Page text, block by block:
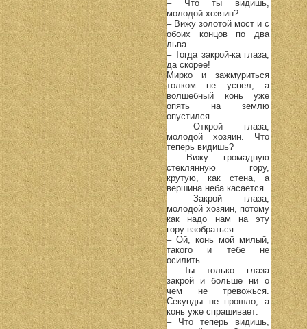
– Что ты видишь,
молодой хозяин?
– Вижу золотой мост и с
обоих концов по два
льва.
– Тогда закрой-ка глаза,
да скорее!
Мирко и зажмуриться
толком не успел, а
волшебный конь уже
опять на землю
опустился.
– Открой глаза,
молодой хозяин. Что
теперь видишь?
– Вижу громадную
стеклянную гору,
крутую, как стена, а
вершина неба касается.
– Закрой глаза,
молодой хозяин, потому
как надо нам на эту
гору взобраться.
– Ой, конь мой милый,
такого и тебе не
осилить.
– Ты только глаза
закрой и больше ни о
чем не тревожься.
Секунды не прошло, а
конь уже спрашивает:
– Что теперь видишь,